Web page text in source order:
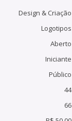
Design & Criação
Logotipos
Aberto
Iniciante
Público
44
66